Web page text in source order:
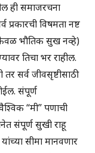
ही समाजरचना
विषमता नष्ट
भौतिक सुख नव्हे)
तिचा भर राहील.
तर सर्व जीवसृष्टीसाठी
संपूर्ण
“मी” पणाची
संपूर्ण सुखी राहू
यांच्या सीमा मानवणार